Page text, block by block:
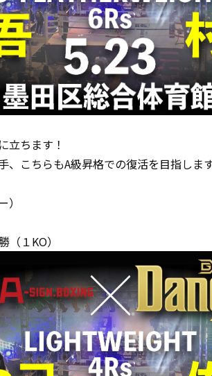
立ちます！
こちらもA級昇格での復活を目指しま
１KO）